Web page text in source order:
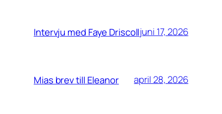
Intervju med Faye Driscolljuni 17, 2026
Mias brev till Eleanor april 28, 2026